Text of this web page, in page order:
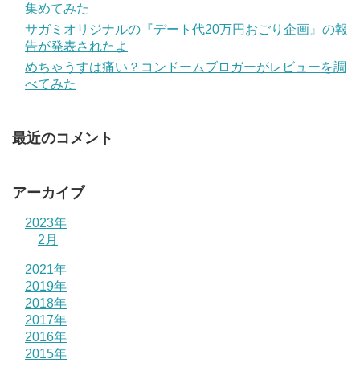
集めてみた
サガミオリジナルの『デート代20万円おごり企画』の報
告が発表されたよ
めちゃうすは痛い？コンドームブロガーがレビューを調
べてみた
最近のコメント
アーカイブ
2023年
2月
2021年
2019年
2018年
2017年
2016年
2015年